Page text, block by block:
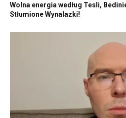
Wolna energia według Tesli,
Stłumione Wynalazki!